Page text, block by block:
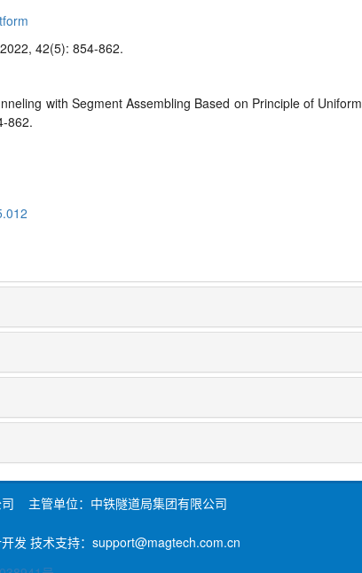
42(5): 854-862.
with Segment Assembling Based on Principle of Uniform
862.
主管单位：中铁隧道局集团有限公司
发 技术支持：support@magtech.com.cn